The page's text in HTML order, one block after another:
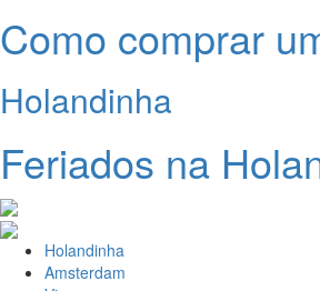
Como comprar
Holandinha
Feriados na
Holandinha
Amsterdam